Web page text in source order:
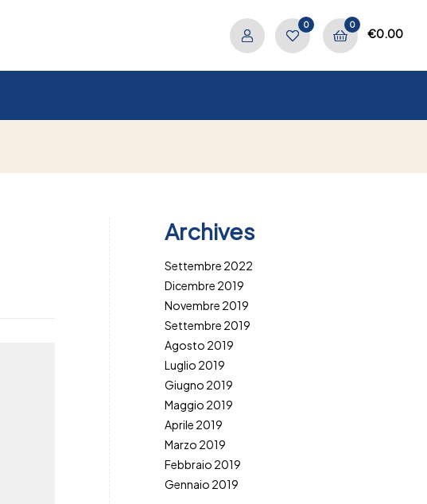
0 0
€0.00
Archives
Settembre 2022
Dicembre 2019
Novembre 2019
Settembre 2019
Agosto 2019
Luglio 2019
Giugno 2019
Maggio 2019
Aprile 2019
Marzo 2019
Febbraio 2019
Gennaio 2019